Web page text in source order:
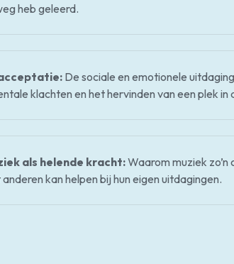
heb geleerd.
De sociale en emotionele
klachten en het hervinden van een plek in
als helende kracht:Waarom muziek
kan helpen bij hun eigen uitdagingen.